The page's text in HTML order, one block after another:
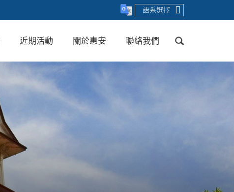
語系選擇
近期活動 關於惠安 聯絡我們
送出